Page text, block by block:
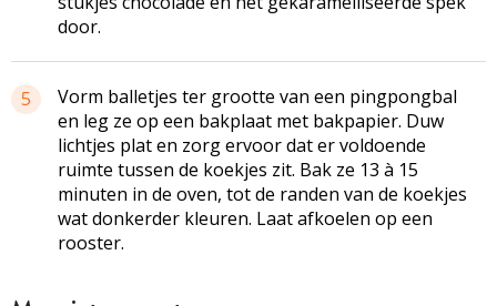
door.
5
Vorm balletjes ter grootte van een pingpongbal
en leg ze op een bakplaat met bakpapier. Duw
lichtjes plat en zorg ervoor dat er voldoende
ruimte tussen de koekjes zit. Bak ze 13 à 15
minuten in de oven, tot de randen van de koekjes
wat donkerder kleuren. Laat afkoelen op een
rooster.